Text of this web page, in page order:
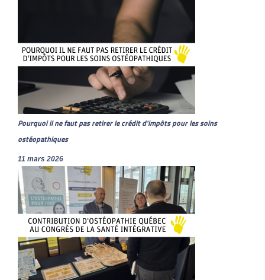
Pourquoi il ne faut pas retirer le crédit d'impôts pour les soins
ostéopathiques
11 mars 2026